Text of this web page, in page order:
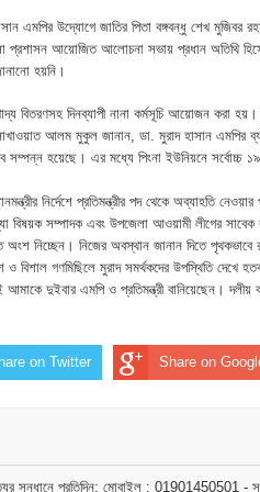
ভাঙ্গন; চোখের সামনেই ভিটে মাটি হারিয়ে
হামলায় চাচী নিহত; হত্যা মামলার প্রস্তুতি
কমিটি নিয়ে হট্টগোল, সমাজসেবা কর্মচারীর
তবে আমাদের হাত-পা বাঁধা; শেরপুরে ত্রাণ
ও লেনদেনে নিরাপত্তা বিষয়ক কর্মশালা ও
উন্নয়ন কমিটি ঘোষণা- সভাপতি উত্তম,
জনগোষ্ঠীর সক্ষমতা উন্নয়ন বিষয়ক প্রশিক্ষণ
এমপির উদ্যোগে জাতির পিতা বঙ্গবন্ধু শেখ
প্রশাসন আয়োজিত আলোচনা সভায় প্রধান অতিথি
হয়নি।
বিতরণসহ দিনব্যাপী নানা কর্মসূচি আয়োজন করা
আলম মুকুল জানান, ডা. মুরাদ হাসান এমপির
সম্পন্ন হয়েছে। এর মধ্যে পিংনা ইউনিয়নে
নির্দেশে প্রতিমন্ত্রীর পদ থেকে অব্যাহতি
বিষয়ক সম্পাদক এবং উপজেলা আওয়ামী লীগের
অংশ নিচ্ছেন। নিজের অবস্থান জানান দিতে
ও বিশাল গণমিছিলে মুরাদ সমর্থকদের উপস্থিতি
আমাকে দুইবার এমপি ও প্রতিমন্ত্রী বানিয়েছেন। দলীয়
on Twitter Share on
সত্যের সন্ধানে প্রতিদিন; মোবাইল :